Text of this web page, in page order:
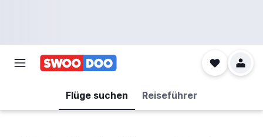
Flüge suchen Reiseführer